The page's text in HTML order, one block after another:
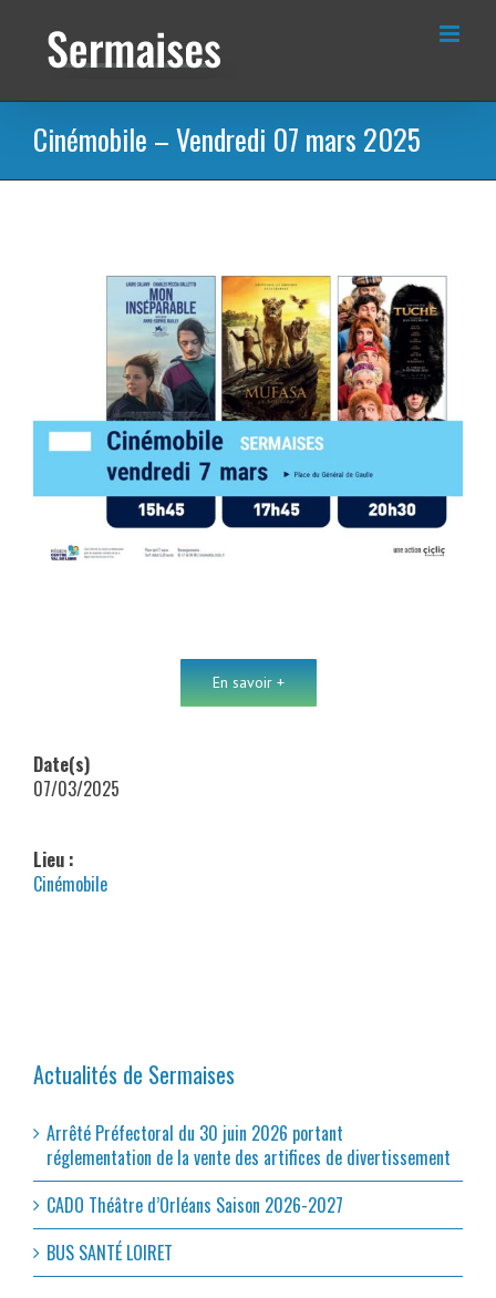
contenu
Cinémobile – Vendredi 07 mars 2025
En savoir +
Date(s)
07/03/2025
Lieu :
Cinémobile
Actualités de Sermaises
Arrêté Préfectoral du 30 juin 2026 portant
réglementation de la vente des artifices de divertissement
CADO Théâtre d’Orléans Saison 2026-2027
BUS SANTÉ LOIRET